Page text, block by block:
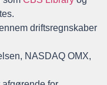
driftsregnskaber
NASDAQ OMX,